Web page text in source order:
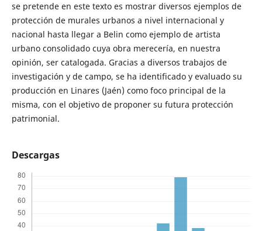
se pretende en este texto es mostrar diversos ejemplos de
protección de murales urbanos a nivel internacional y
nacional hasta llegar a Belin como ejemplo de artista
urbano consolidado cuya obra merecería, en nuestra
opinión, ser catalogada. Gracias a diversos trabajos de
investigación y de campo, se ha identificado y evaluado su
producción en Linares (Jaén) como foco principal de la
misma, con el objetivo de proponer su futura protección
patrimonial.
Descargas